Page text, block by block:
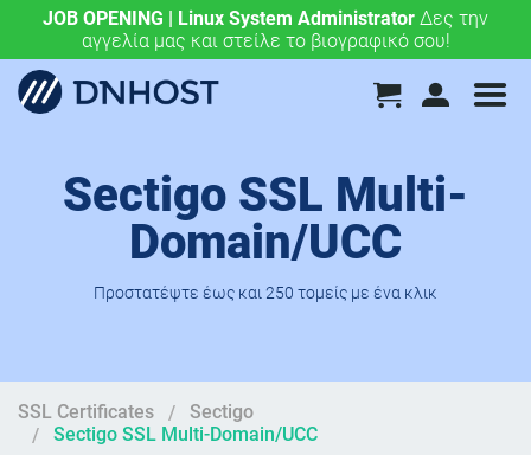
JOB OPENING | Linux System Administrator Δες την
αγγελία μας και στείλε το βιογραφικό σου!
.eu & .ευ domains μόνο 4,90 €/έτος.Χάραξε την
ευρωπαϊκή σου πορεία σήμερα!
Sectigo SSL Multi-
Domain/UCC
Προστατέψτε έως και 250 τομείς με ένα κλικ
SSL Certificates
Sectigo
Sectigo SSL Multi-Domain/UCC